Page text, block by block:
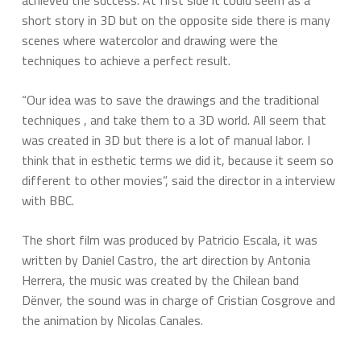
short story in 3D but on the opposite side there is many
scenes where watercolor and drawing were the
techniques to achieve a perfect result.
“Our idea was to save the drawings and the traditional
techniques , and take them to a 3D world. All seem that
was created in 3D but there is a lot of manual labor. I
think that in esthetic terms we did it, because it seem so
different to other movies”, said the director in a interview
with BBC.
The short film was produced by Patricio Escala, it was
written by Daniel Castro, the art direction by Antonia
Herrera, the music was created by the Chilean band
Dënver, the sound was in charge of Cristian Cosgrove and
the animation by Nicolas Canales.